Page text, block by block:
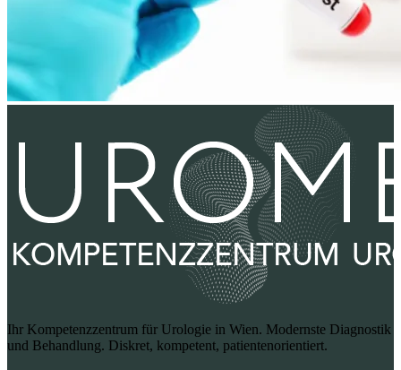
Ihr Kompetenzzentrum für Urologie in Wien. Modernste Diagnostik
und Behandlung. Diskret, kompetent, patientenorientiert.